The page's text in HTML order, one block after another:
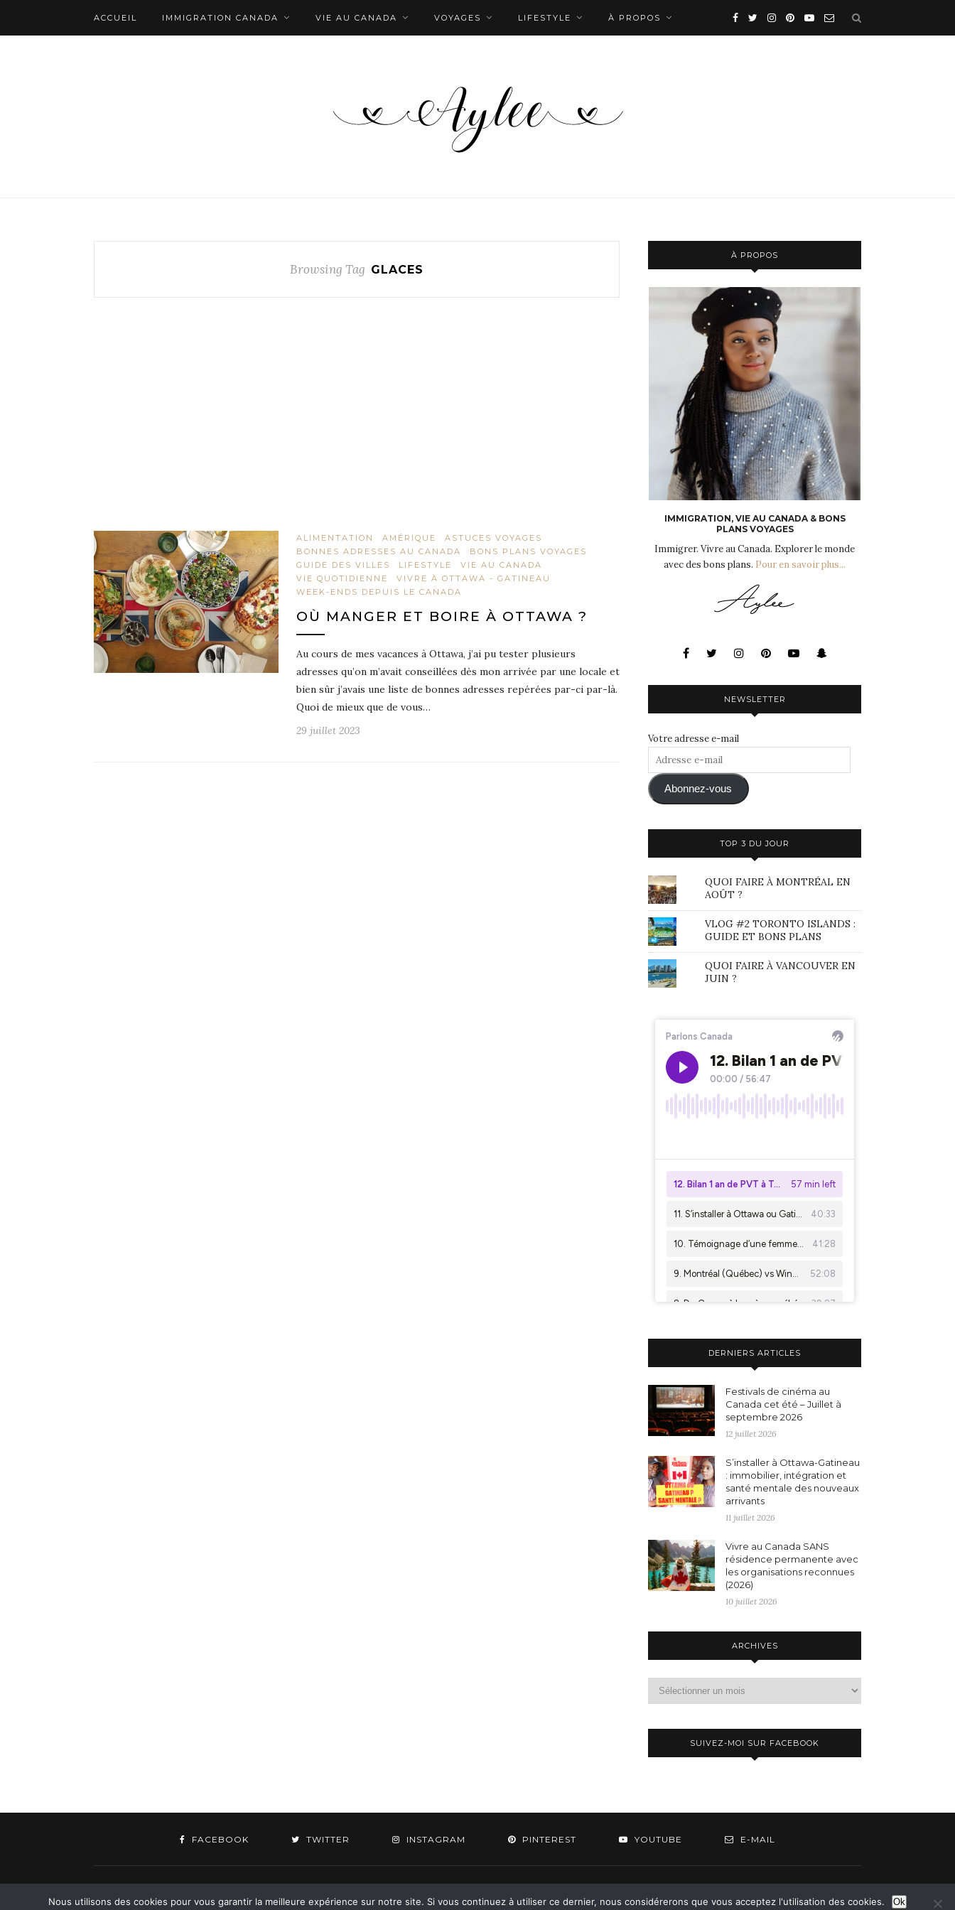
ACCUEIL IMMIGRATION CANADA VIE AU CANADA VOYAGES LIFESTYLE À PROPOS
Browsing Tag GLACES
ALIMENTATION AMÉRIQUE
ASTUCES VOYAGES
BONNES ADRESSES AU CANADA
BONS PLANS VOYAGES
GUIDE DES VILLES
LIFESTYLE
VIE AU CANADA
VIE QUOTIDIENNE
VIVRE À OTTAWA - GATINEAU
WEEK-ENDS DEPUIS LE CANADA
OÙ MANGER ET BOIRE À OTTAWA ?
Au cours de mes vacances à Ottawa, j’ai pu tester plusieurs
adresses qu’on m’avait conseillées dès mon arrivée par une locale et
bien sûr j’avais une liste de bonnes adresses repérées par-ci par-là.
Quoi de mieux que de vous…
29 juillet 2023
À PROPOS
IMMIGRATION, VIE AU CANADA & BONS
PLANS VOYAGES
Immigrer. Vivre au Canada. Explorer le monde
avec des bons plans. Pour en savoir plus...
NEWSLETTER
Votre adresse e-mail
Adresse
mail Abonnez-vous
TOP 3 DU JOUR
QUOI FAIRE À MONTRÉAL EN
AOÛT ?
VLOG #2 TORONTO ISLANDS :
GUIDE ET BONS PLANS
QUOI FAIRE À VANCOUVER EN
JUIN ?
DERNIERS ARTICLES
Festivals de cinéma au
Canada cet été – Juillet à
septembre 2026
12 juillet 2026
S’installer à Ottawa-Gatineau
: immobilier, intégration et
santé mentale des nouveaux
arrivants
11 juillet 2026
Vivre au Canada SANS
résidence permanente avec
les organisations reconnues
(2026)
10 juillet 2026
ARCHIVES
SUIVEZ-MOI SUR FACEBOOK
FACEBOOK TWITTER INSTAGRAM PINTEREST YOUTUBE E-MAIL
Nous utilisons des cookies pour vous garantir la meilleure expérience sur notre site. Si vous continuez à utiliser ce dernier, nous considérerons que vous acceptez l'utilisation des cookies. Ok